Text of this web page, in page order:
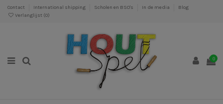
Contact International shipping Scholen en BSO's In de media
Blog
Verlanglijst (0)
0